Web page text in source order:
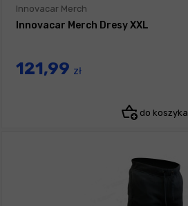
Innovacar Merch
Innovacar Merch Dresy XXL
121,99 zł
do koszyka